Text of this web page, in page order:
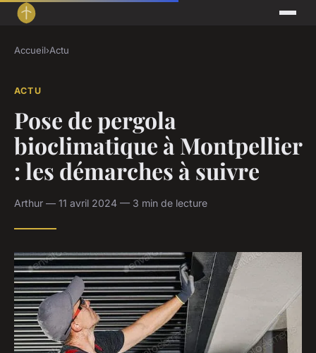
Accueil›Actu
ACTU
Pose de pergola
bioclimatique à Montpellier
: les démarches à suivre
Arthur — 11 avril 2024 — 3 min de lecture